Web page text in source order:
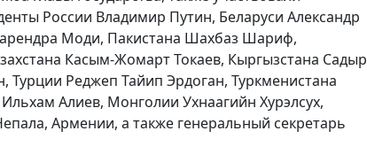
России Владимир Путин, Беларуси Александр
Моди, Пакистана Шахбаз Шариф,
Касым-Жомарт Токаев, Кыргызстана Садыр
Реджеп Тайип Эрдоган, Туркменистана
Алиев, Монголии Ухнаагийн Хурэлсух,
Армении, а также генеральный секретарь